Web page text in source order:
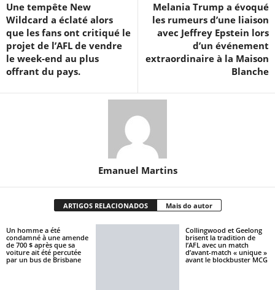
Une tempête New
Wildcard a éclaté alors
que les fans ont critiqué le
projet de l’AFL de vendre
le week-end au plus
offrant du pays.
Melania Trump a évoqué
les rumeurs d’une liaison
avec Jeffrey Epstein lors
d’un événement
extraordinaire à la Maison
Blanche
Emanuel Martins
ARTIGOS RELACIONADOS Mais do autor
Un homme a été
condamné à une amende
de 700 $ après que sa
voiture ait été percutée
par un bus de Brisbane
Collingwood et Geelong
brisent la tradition de
l’AFL avec un match
d’avant-match « unique »
avant le blockbuster MCG